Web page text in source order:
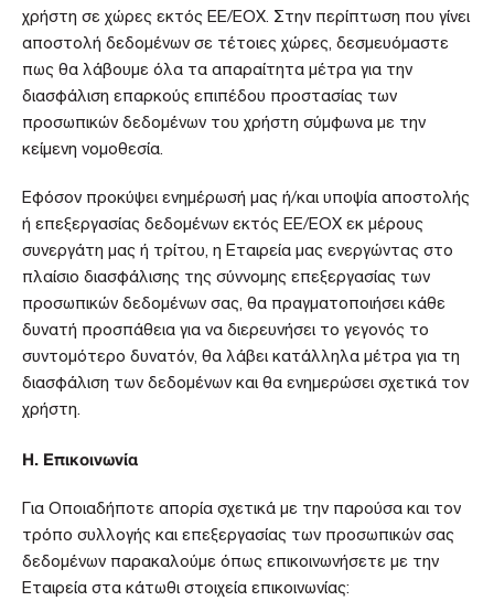
χρήστη σε χώρες εκτός ΕΕ/ΕΟΧ. Στην περίπτωση που γίνει
αποστολή δεδομένων σε τέτοιες χώρες, δεσμευόμαστε
πως θα λάβουμε όλα τα απαραίτητα μέτρα για την
διασφάλιση επαρκούς επιπέδου προστασίας των
προσωπικών δεδομένων του χρήστη σύμφωνα με την
κείμενη νομοθεσία.
Εφόσον προκύψει ενημέρωσή μας ή/και υποψία αποστολής
ή επεξεργασίας δεδομένων εκτός ΕΕ/ΕΟΧ εκ μέρους
συνεργάτη μας ή τρίτου, η Εταιρεία μας ενεργώντας στο
πλαίσιο διασφάλισης της σύννομης επεξεργασίας των
προσωπικών δεδομένων σας, θα πραγματοποιήσει κάθε
δυνατή προσπάθεια για να διερευνήσει το γεγονός το
συντομότερο δυνατόν, θα λάβει κατάλληλα μέτρα για τη
διασφάλιση των δεδομένων και θα ενημερώσει σχετικά τον
χρήστη.
Η. Επικοινωνία
Για Οποιαδήποτε απορία σχετικά με την παρούσα και τον
τρόπo συλλογής και επεξεργασίας των προσωπικών σας
δεδομένων παρακαλούμε όπως επικοινωνήσετε με την
Εταιρεία στα κάτωθι στοιχεία επικοινωνίας: